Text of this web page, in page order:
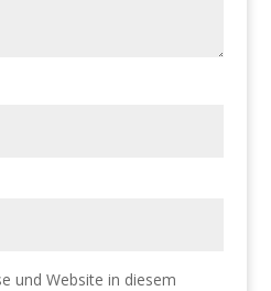
und Website in diesem